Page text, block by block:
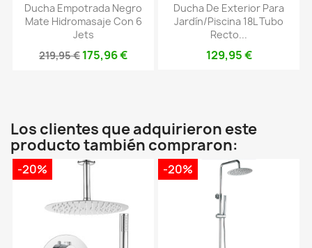
Ducha Empotrada Negro
Mate Hidromasaje Con 6
Jets
219,95 € 175,96 €
Ducha De Exterior Para
Jardín/piscina 18L Tubo
Recto...
129,95 €
Los clientes que adquirieron este
producto también compraron:
-20% -20%